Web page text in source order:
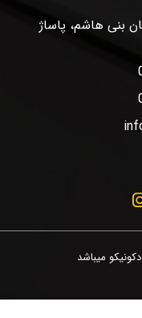
بنی هاشم، پاساژ
میباشد